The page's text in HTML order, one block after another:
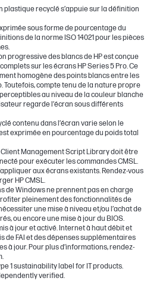
plastique recyclé s’appuie sur la définition
sous forme de pourcentage du
de la norme ISO 14021 pour les pièces
progressive des blancs de HP est conçue
sur les écrans HP Series 5 Pro. Ce
homogène des points blancs entre les
Toutefois, compte tenu de la nature propre
au niveau de la couleur blanche
regarde l’écran sous différents
contenu dans l’écran varie selon le
exprimée en pourcentage du poids total
Client Management Script Library doit être
pour exécuter les commandes CMSL.
aux écrans existants. Rendez-vous
HP CMSL.
de Windows ne prennent pas en charge
pleinement des fonctionnalités de
une mise à niveau et/ou l’achat de
ou encore une mise à jour du BIOS.
à jour et activé. Internet à haut débit et
de FAI et des dépenses supplémentaires
à jour. Pour plus d’informations, rendez-
1 sustainability label for IT products.
verified.